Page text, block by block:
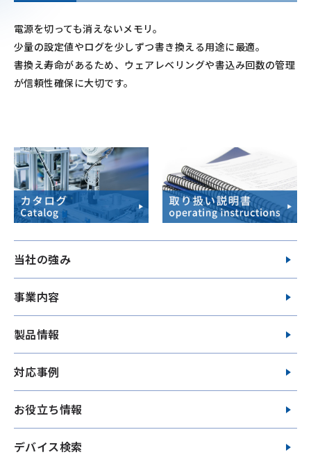
電源を切っても消えないメモリ。
少量の設定値やログを少しずつ書き換える用途に最適。
書換え寿命があるため、ウェアレベリングや書込み回数の管理
が信頼性確保に大切です。
当社の強み
事業内容
製品情報
対応事例
お役立ち情報
デバイス検索